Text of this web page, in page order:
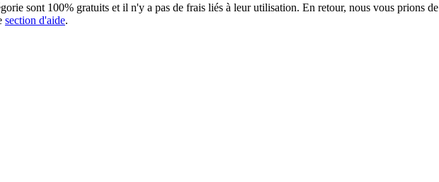
sont 100% gratuits et il n'y a pas de frais liés à leur utilisation. En retour, nous vous prions de
section d'aide.